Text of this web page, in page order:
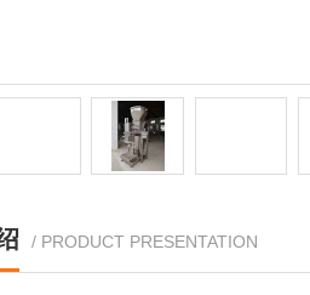
/ PRODUCT PRESENTATION